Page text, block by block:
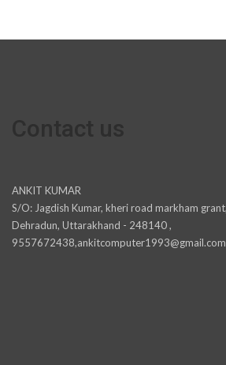
ANKIT KUMAR
S/O: Jagdish Kumar, kheri road markham
Dehradun, Uttarakhand - 248140 ,
9557672438,ankitcomputer1993@gmail.com